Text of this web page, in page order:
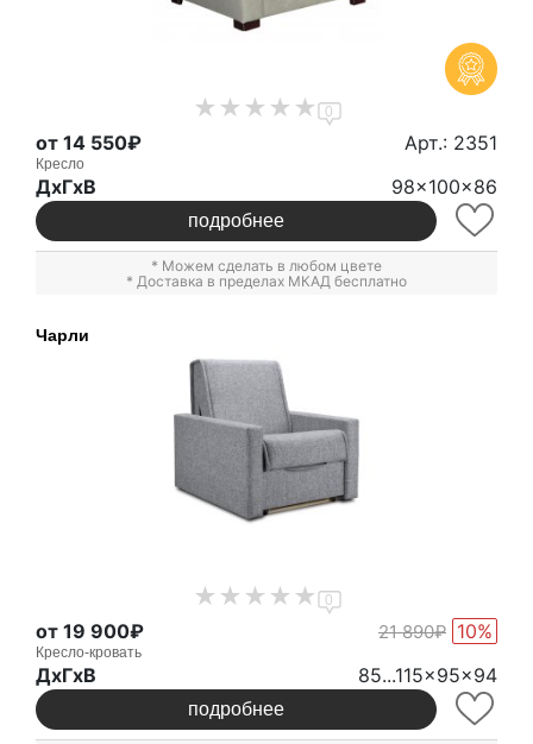
0
от 14 550₽ Арт.: 2351
Кресло
ДxГxВ 98x100x86
подробнее
* Можем сделать в любом цвете
* Доставка в пределах МКАД бесплатно
Чарли
0
от 19 900₽ 21 890₽ 10%
Кресло-кровать
ДxГxВ 85...115x95x94
подробнее